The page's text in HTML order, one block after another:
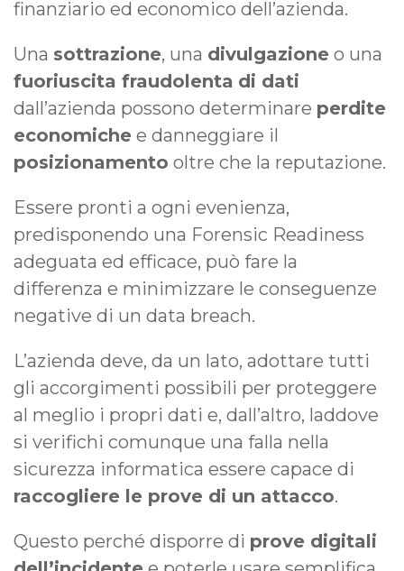
finanziario ed economico dell’azienda.
Una sottrazione, una divulgazione o una
fuoriuscita fraudolenta di dati
dall’azienda possono determinare perdite
economiche e danneggiare il
posizionamento oltre che la reputazione.
Essere pronti a ogni evenienza,
predisponendo una Forensic Readiness
adeguata ed efficace, può fare la
differenza e minimizzare le conseguenze
negative di un data breach.
L’azienda deve, da un lato, adottare tutti
gli accorgimenti possibili per proteggere
al meglio i propri dati e, dall’altro, laddove
si verifichi comunque una falla nella
sicurezza informatica essere capace di
raccogliere le prove di un attacco.
Questo perché disporre di prove digitali